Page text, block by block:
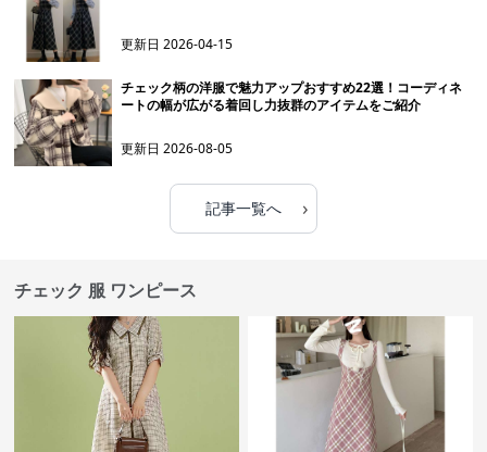
更新日2026-04-15
チェック柄の洋服で魅力アップおすすめ22選！コーディネ
ートの幅が広がる着回し力抜群のアイテムをご紹介
更新日2026-08-05
記事一覧へ ›
チェック 服 ワンピース